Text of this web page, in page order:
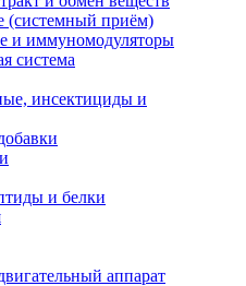
(системный приём)
и иммуномодуляторы
система
инсектициды и
и белки
аппарат